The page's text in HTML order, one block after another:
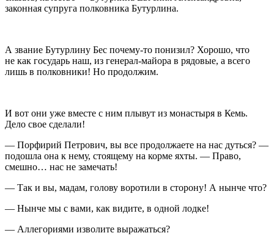
законная супруга полковника Бутурлина.
А звание Бутурлину Бес почему-то понизил? Хорошо, что
не как государь наш, из генерал-майора в рядовые, а всего
лишь в полковники! Но продолжим.
И вот они уже вместе с ним плывут из монастыря в Кемь.
Дело свое сделали!
— Порфирий Петрович, вы все продолжаете на нас дуться? —
подошла она к нему, стоящему на корме яхты. — Право,
смешно… нас не замечать!
— Так и вы, мадам, голову воротили в сторону! А нынче что?
— Нынче мы с вами, как видите, в одной лодке!
— Аллегориями изволите выражаться?